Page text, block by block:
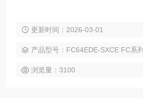
更新时间：2026-03-01
产品型号：FC64EDE-SXCE FC系列
浏览量：3100